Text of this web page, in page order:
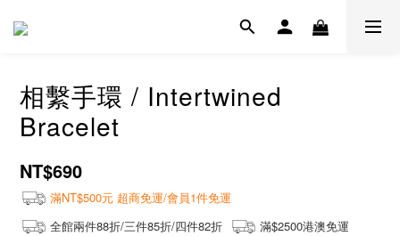
相繫手環 / Intertwined
Bracelet
NT$690
滿NT$500元 超商免運/會員1件免運
全館兩件88折/三件85折/四件82折
滿$2500港澳免運